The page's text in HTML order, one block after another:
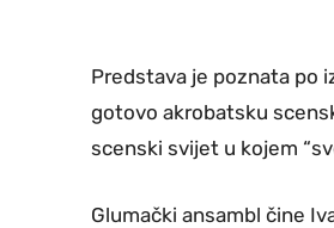
Predstava je poznata po
gotovo akrobatsku
scenski svijet u kojem
Glumački ansambl čine